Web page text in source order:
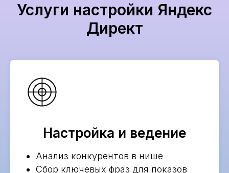
Услуги настройки Яндекс
Директ
Настройка и ведение
Анализ конкурентов в нише
Сбор ключевых фраз для показов